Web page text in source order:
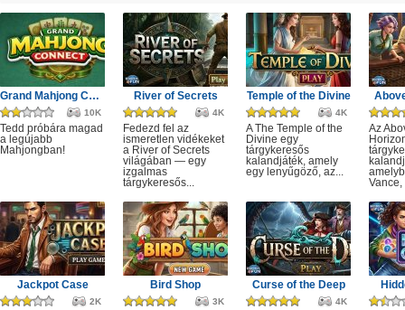
Grand Mahjong Connect
10K
Tedd próbára magad
a legújabb
Mahjongban!
River of Secrets
4K
Fedezd fel az
ismeretlen vidékeket
a River of Secrets
világában — egy
izgalmas
tárgykeresős...
Temple of the Divine
4K
A The Temple of the
Divine egy
tárgykeresős
kalandjáték, amely
egy lenyűgöző, az...
Az
Vance,
Jackpot Case
2K
Bird Shop
3K
Curse of the Deep
4K